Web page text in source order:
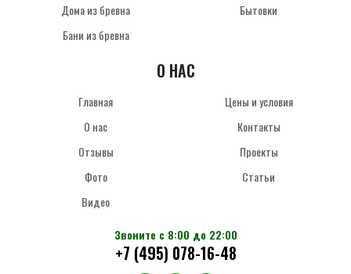
Дома из бревна
Бани из бревна
Бытовки
О НАС
Главная
О нас
Отзывы
Фото
Видео
Цены и условия
Контакты
Проекты
Статьи
Звоните с 8:00 до 22:00
+7 (495) 078-16-48